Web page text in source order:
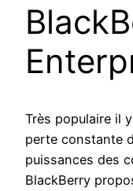
Très populaire il
perte constante
puissances des
BlackBerry